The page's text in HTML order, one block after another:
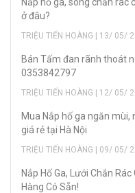
ở đâu?
TRIỆU TIẾN HOÀNG | 13/ 05/
Bán Tấm đan rãnh thoát
0353842797
TRIỆU TIẾN HOÀNG | 12/ 05/
Mua Nắp hố ga ngăn
giá rẻ tại Hà Nội
TRIỆU TIẾN HOÀNG | 09/ 05/
Nắp Hố Ga, Lưới Chắn
Hàng Có Sẵn!